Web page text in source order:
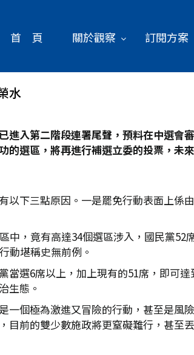
首 頁 關於觀察 訂閱方案
水
進入第二階段連署尾聲，預料在中選
的選區，將再進行補選立委的投票，未
以下三點原因。一是罷免行動表面上
中，竟有高達34個選區涉入，國民黨
動堪稱史無前例。
當選6席以上，加上現有的51席，即可
生態。
一個極為激進又冒險的行動，甚至是
目前的雙少數施政將更窒礙難行，甚至